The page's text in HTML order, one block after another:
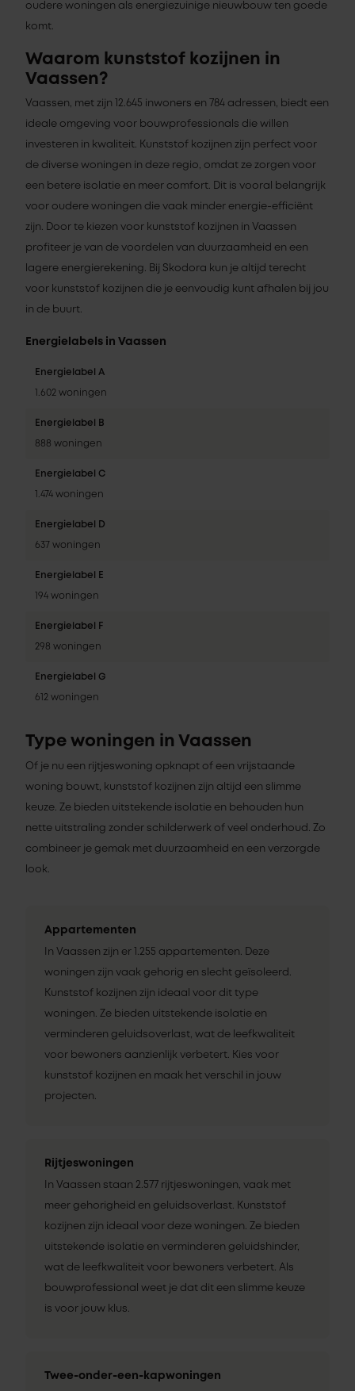
oudere woningen als energiezuinige nieuwbouw ten goede
komt.
Waarom kunststof kozijnen in
Vaassen?
Vaassen, met zijn 12.645 inwoners en 784 adressen, biedt een
ideale omgeving voor bouwprofessionals die willen
investeren in kwaliteit. Kunststof kozijnen zijn perfect voor
de diverse woningen in deze regio, omdat ze zorgen voor
een betere isolatie en meer comfort. Dit is vooral belangrijk
voor oudere woningen die vaak minder energie-efficiënt
zijn. Door te kiezen voor kunststof kozijnen in Vaassen
profiteer je van de voordelen van duurzaamheid en een
lagere energierekening. Bij Skodora kun je altijd terecht
voor kunststof kozijnen die je eenvoudig kunt afhalen bij jou
in de buurt.
Energielabels in Vaassen
Energielabel A
1.602 woningen
Energielabel B
888 woningen
Energielabel C
1.474 woningen
Energielabel D
637 woningen
Energielabel E
194 woningen
Energielabel F
298 woningen
Energielabel G
612 woningen
Type woningen in Vaassen
Of je nu een rijtjeswoning opknapt of een vrijstaande
woning bouwt, kunststof kozijnen zijn altijd een slimme
keuze. Ze bieden uitstekende isolatie en behouden hun
nette uitstraling zonder schilderwerk of veel onderhoud. Zo
combineer je gemak met duurzaamheid en een verzorgde
look.
Appartementen
In Vaassen zijn er 1.255 appartementen. Deze
woningen zijn vaak gehorig en slecht geïsoleerd.
Kunststof kozijnen zijn ideaal voor dit type
woningen. Ze bieden uitstekende isolatie en
verminderen geluidsoverlast, wat de leefkwaliteit
voor bewoners aanzienlijk verbetert. Kies voor
kunststof kozijnen en maak het verschil in jouw
projecten.
Rijtjeswoningen
In Vaassen staan 2.577 rijtjeswoningen, vaak met
meer gehorigheid en geluidsoverlast. Kunststof
kozijnen zijn ideaal voor deze woningen. Ze bieden
uitstekende isolatie en verminderen geluidshinder,
wat de leefkwaliteit voor bewoners verbetert. Als
bouwprofessional weet je dat dit een slimme keuze
is voor jouw klus.
Twee-onder-een-kapwoningen